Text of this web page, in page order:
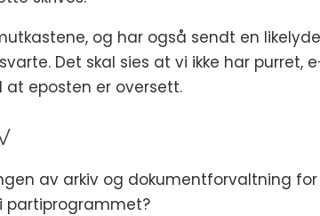
og har også sendt en
Det skal sies at vi ikke har
eposten er oversett.
av arkiv og dokumentforvaltning
partiprogrammet?